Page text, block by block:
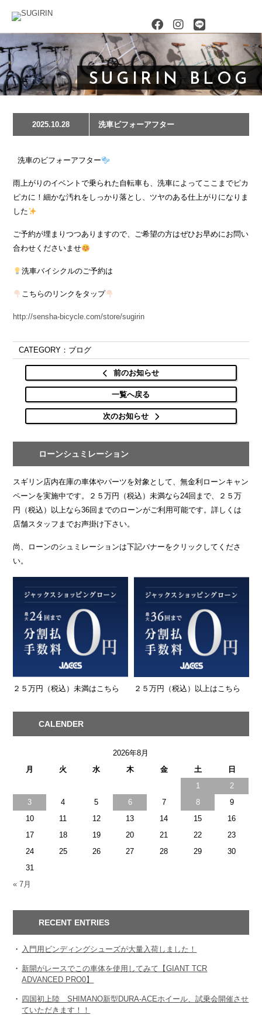
SUGIRIN BLOG
2025.10.28 洗車ビフォーアフター
洗車のビフォーアフター
雨上がりのイベントで乗られた自転車も、洗車によってここまでピカ
ピカに！細かな汚れをしっかり落とし、ツヤのある仕上がりになりま
した
ご予約が埋まりつつありますので、ご希望の方はぜひお早めにお問い
合わせくださいませ
洗車バイシクルのご予約は
こちらのリンクをタップ
http://sensha-bicycle.com/store/sugirin
CATEGORY：ブログ
前のお知らせ
一覧へ戻る
次のお知らせ
ローンシュミレーション
スギリン店内在庫の車体やパーツを対象として、無金利ローンキャン
ペーンを実施中です。２５万円（税込）未満なら24回まで、２５万
円（税込）以上なら36回までのローンがご利用可能です。詳しくは
店舗スタッフまでお声掛け下さい。
尚、ローンのシュミレーションは下記バナーをクリックしてくださ
い。
２５万円（税込）未満はこちら ２５万円（税込）以上はこちら
CALENDER
2026年8月
月
火 水 木 金 土
日
1
2
3
4 5 6 7 8
9
10
11 12 13 14 15
16
17
18 19 20 21 22
23
24
25 26 27 28 29
30
31
« 7月
RECENT ENTRIES
入門用ビンディングシューズが大量入荷しました！
新開がレースでこの車体を使用してみて【GIANT TCR
ADVANCED PRO0】
四国初上陸 SHIMANO新型DURA-ACEホイール、試乗会開催させ
ていただきます！！